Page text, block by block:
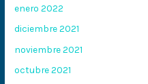
enero 2022
diciembre 2021
noviembre 2021
octubre 2021